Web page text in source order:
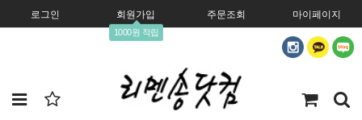
로그인 회원가입
1000원 적립
주문조회 마이페이지